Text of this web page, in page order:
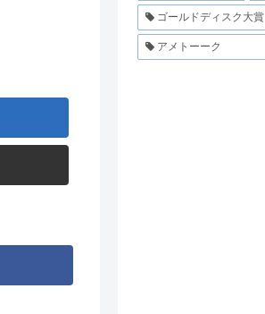
ゴールドディスク大賞
アメトーーク